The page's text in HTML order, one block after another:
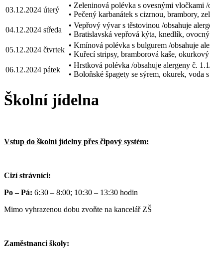
03.12.2024 úterý
• Zeleninová polévka s ovesnými vločkami
• Pečený karbanátek s cizrnou, brambory,
04.12.2024 středa
• Vepřový vývar s těstovinou /obsahuje
• Bratislavská vepřová kýta, knedlík,
05.12.2024 čtvrtek
• Kmínová polévka s bulgurem /obsahuje
• Kuřecí stripsy, bramborová kaše,
06.12.2024 pátek
• Hrstková polévka /obsahuje alergeny č.
• Boloňské špagety se sýrem, okurek, voda
Školní jídelna
Vstup do školní jídelny přes čipový systém:
Cizí strávníci:
Po – Pá: 6:30 – 8:00; 10:30 – 13:30 hodin
Mimo vyhrazenou dobu zvoňte na kancelář ZŠ
Zaměstnanci školy: